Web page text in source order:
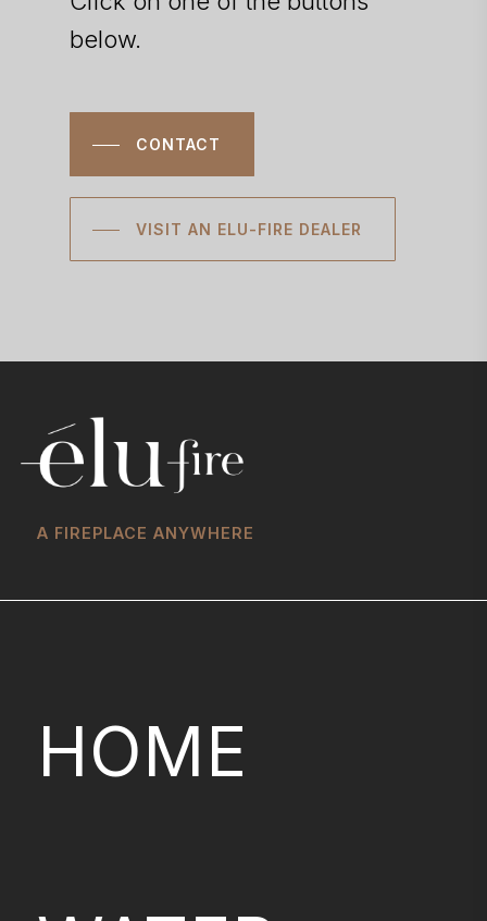
below.
CONTACT
VISIT AN ELU-FIRE DEALER
A FIREPLACE ANYWHERE
HOME